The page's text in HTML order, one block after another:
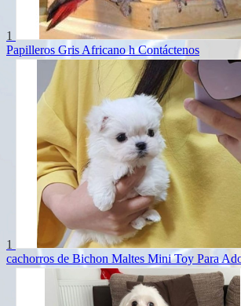
1
Papilleros Gris Africano h Contáctenos
1
cachorros de Bichon Maltes Mini Toy Para